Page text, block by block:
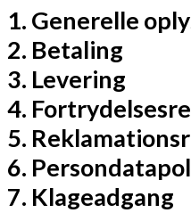
1. Generelle
2. Betaling
3. Levering
4.
5.
6.
7. Klageadgang